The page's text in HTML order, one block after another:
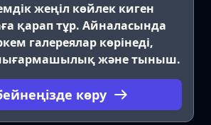
жеңіл көйлек киген
қарап тұр. Айналасында
галереялар көрінеді,
және тыныш.
көру